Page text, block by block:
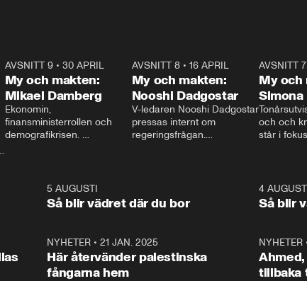
AVSNITT 9• 30 APRIL
My och makten:
Mikael Damberg
Ekonomin,
finansministerrollen och
demografikrisen.
och Makten.
AVSNITT 8• 16 APRIL
My och makten:
Nooshi Dadgostar
V-ledaren Nooshi Dadgostar
pressas internt om
regeringsfrågan.
– Vi ställer upp i val. Ska vi
vara med så sitter vi förstås
AVSNITT 7
My och
och och
står i
1:065 AUGUSTI
Så blir vädret där du bor
4
Så blir
NYHETER •21 JAN. 2025
Här återvänder palestinska
fångarna hem
NYHETER
Ahmed,
tillbaka